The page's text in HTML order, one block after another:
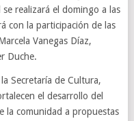
realizará el domingo a las
con la participación de las
Vanegas Díaz,
Duche.
Secretaría de Cultura,
el desarrollo del
la comunidad a propuestas